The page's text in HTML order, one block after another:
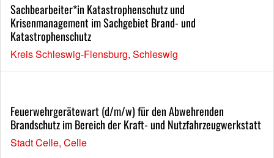
Sachbearbeiter*in Katastrophenschutz und
Krisenmanagement im Sachgebiet Brand- und
Katastrophenschutz
Kreis Schleswig-Flensburg, Schleswig
Feuerwehrgerätewart (d/m/w) für den Abwehrenden
Brandschutz im Bereich der Kraft- und Nutzfahrzeugwerkstatt
Stadt Celle, Celle